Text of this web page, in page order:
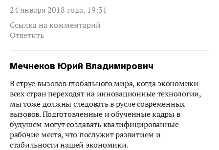
24 января 2018 года, 19:31
Ссылка на комментарий
Ответить
Мечнеков Юрий Владимирович
В струе вызовов глобального мира, когда экономики
всех стран переходят на инновационные технологии,
мы тоже должны следовать в русле современных
вызовов. Подготовленные и обученные кадры в
будущем могут создавать квалифицированные
рабочие места, что послужит развитием и
стабильности нашей экономики.